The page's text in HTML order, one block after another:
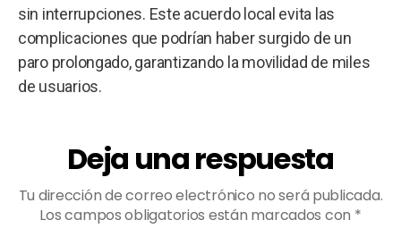
sin interrupciones. Este acuerdo local evita las
complicaciones que podrían haber surgido de un
paro prolongado, garantizando la movilidad de miles
de usuarios.
Deja una respuesta
Tu dirección de correo electrónico no será publicada.
Los campos obligatorios están marcados con *